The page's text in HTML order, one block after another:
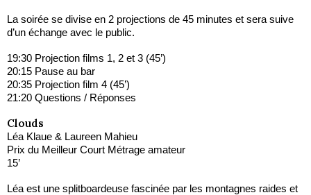
La soirée se divise en 2 projections de 45 minutes et sera suive
d’un échange avec le public.
19:30 Projection films 1, 2 et 3 (45’)
20:15 Pause au bar
20:35 Projection film 4 (45’)
21:20 Questions / Réponses
Clouds
Léa Klaue & Laureen Mahieu
Prix du Meilleur Court Métrage amateur
15’
Léa est une splitboardeuse fascinée par les montagnes raides et